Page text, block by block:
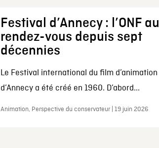
Festival d’Annecy : l’ONF au
rendez-vous depuis sept
décennies
Le Festival international du film d’animation
d’Annecy a été créé en 1960. D’abord...
Animation, Perspective du conservateur | 19 juin 2026